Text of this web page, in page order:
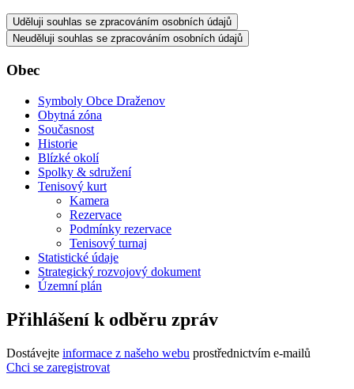
Uděluji souhlas se zpracováním osobních údajů
Neuděluji souhlas se zpracováním osobních údajů
Obec
Symboly Obce Draženov
Obytná zóna
Současnost
Historie
Blízké okolí
Spolky & sdružení
Tenisový kurt
Kamera
Rezervace
Podmínky rezervace
Tenisový turnaj
Statistické údaje
Strategický rozvojový dokument
Územní plán
Přihlášení k odběru zpráv
Dostávejte informace z našeho webu prostřednictvím e-mailů
Chci se zaregistrovat